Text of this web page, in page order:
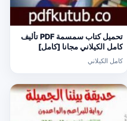
تحميل كتاب سمسمة PDF تأليف
كامل الكيلاني مجانا [كامل]
كامل الكيلاني